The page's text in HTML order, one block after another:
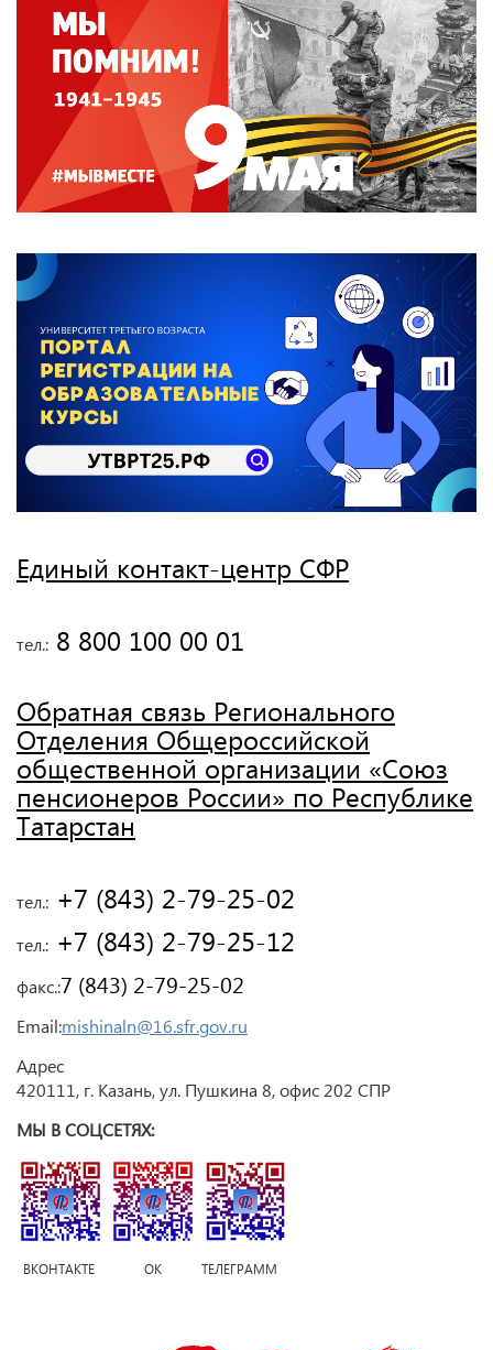
Единый контакт-центр СФР
тел.: 8 800 100 00 01
Обратная связь Регионального
Отделения Общероссийской
общественной организации «Союз
пенсионеров России» по Республике
Татарстан
тел.: +7 (843) 2-79-25-02
тел.: +7 (843) 2-79-25-12
факс.:7 (843) 2-79-25-02
Email:mishinaln@16.sfr.gov.ru
Адрес
420111, г. Казань, ул. Пушкина 8, офис 202 СПР
МЫ В СОЦСЕТЯХ:
ВКОНТАКТЕ ОК ТЕЛЕГРАММ